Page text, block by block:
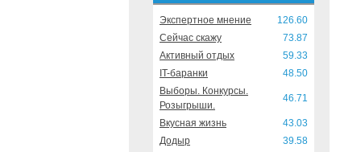
Экспертное мнение
126.60
Сейчас скажу
73.87
Активный отдых
59.33
IT-баранки
48.50
Выборы. Конкурсы.
Розыгрыши.
46.71
Вкусная жизнь
43.03
Додыр
39.58